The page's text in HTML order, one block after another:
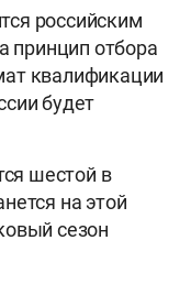
российским
принцип отбора
квалификации
будет
шестой в
на этой
сезон